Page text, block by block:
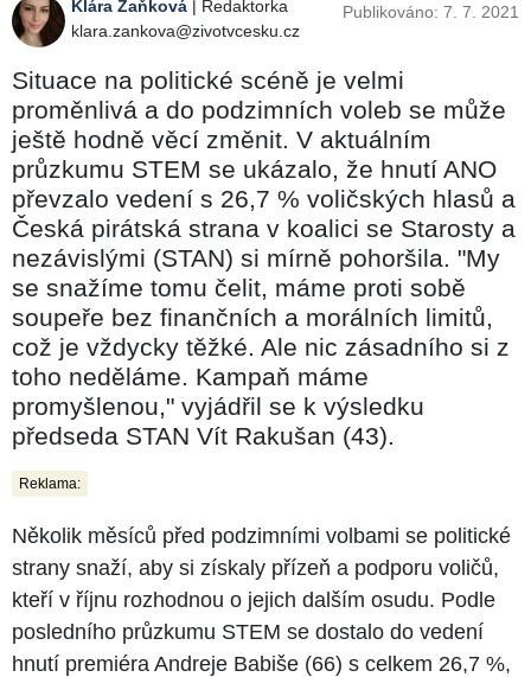
Klára Zaňková | Redaktorka
klara.zankova@zivotvcesku.cz
Publikováno: 7. 7. 2021
Situace na politické scéně je velmi
proměnlivá a do podzimních voleb se může
ještě hodně věcí změnit. V aktuálním
průzkumu STEM se ukázalo, že hnutí ANO
převzalo vedení s 26,7 % voličských hlasů a
Česká pirátská strana v koalici se Starosty a
nezávislými (STAN) si mírně pohoršila. "My
se snažíme tomu čelit, máme proti sobě
soupeře bez finančních a morálních limitů,
což je vždycky těžké. Ale nic zásadního si z
toho neděláme. Kampaň máme
promyšlenou," vyjádřil se k výsledku
předseda STAN Vít Rakušan (43).
Reklama:
Několik měsíců před podzimními volbami se politické
strany snaží, aby si získaly přízeň a podporu voličů,
kteří v říjnu rozhodnou o jejich dalším osudu. Podle
posledního průzkumu STEM se dostalo do vedení
hnutí premiéra Andreje Babiše (66) s celkem 26,7 %,